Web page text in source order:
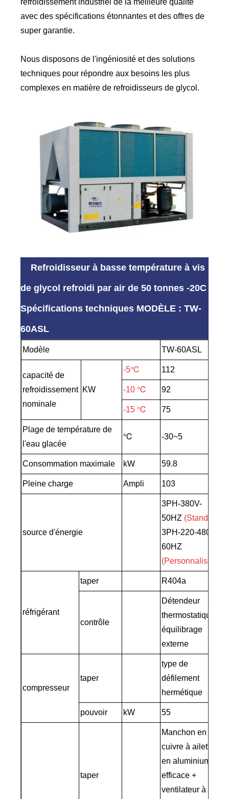
refroidissement industriel de la meilleure qualité
avec des spécifications étonnantes et des offres de
super garantie.
Nous disposons de l'ingéniosité et des solutions
techniques pour répondre aux besoins les plus
complexes en matière de refroidisseurs de glycol.
Refroidisseur à basse température à vis
de glycol refroidi par air de 50 tonnes -20C
Spécifications techniques MODÈLE : TW-
60ASL
Modèle TW-60ASL
capacité de
refroidissement
nominale
KW
-5℃ 112
-10 ℃ 92
-15 ℃ 75
Plage de température de
l'eau glacée
℃ -30~5
Consommation maximale kW 59.8
Pleine charge Ampli 103
source d'énergie
3PH-380V-
50HZ (Standard)
3PH-220-480V-
60HZ
(Personnalisé)
réfrigérant
taper R404a
contrôle
Détendeur
thermostatique à
équilibrage
externe
compresseur
taper
type de
défilement
hermétique
pouvoir kW 55
taper
Manchon en
cuivre à ailettes
en aluminium
efficace +
ventilateur à